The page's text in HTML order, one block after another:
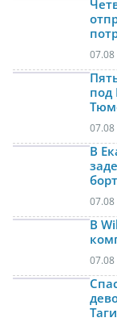
07.08
под
07.08
В
07.08
В
07.08